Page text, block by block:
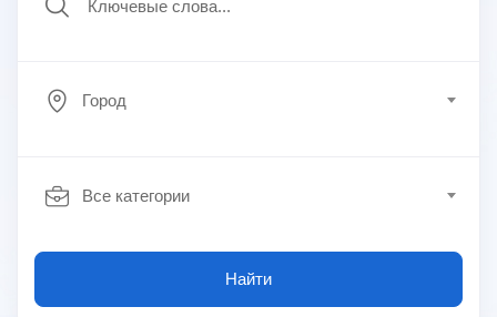
Город
Все категории
Найти